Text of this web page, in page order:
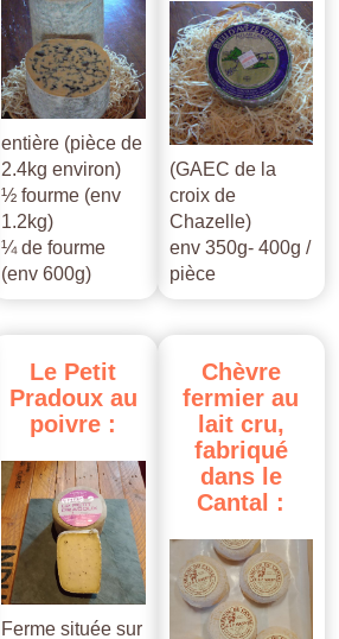
entière (pièce de
2.4kg environ)
½ fourme (env
1.2kg)
¼ de fourme
(env 600g)
(GAEC de la
croix de
Chazelle)
env 350g- 400g /
pièce
Le Petit
Pradoux au
poivre :
Ferme située sur
Chèvre
fermier au
lait cru,
fabriqué
dans le
Cantal :